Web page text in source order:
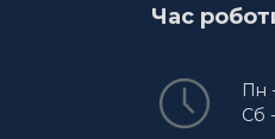
Час
Пн
Сб